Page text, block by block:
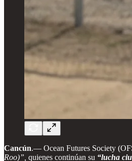
Cancún.— Ocean Futures Society
Roo)”, quienes continúan su “lucha